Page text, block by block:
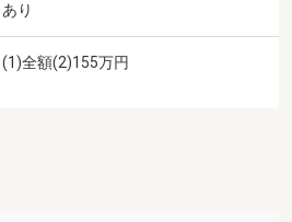
あり
(1)全額(2)155万円